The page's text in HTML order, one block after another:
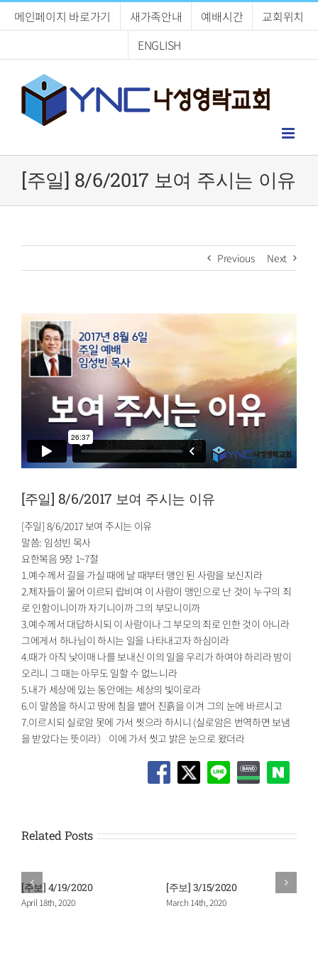
메인페이지 바로가기 새가족안내 예배시간
교회위치
ENGLISH
[주일] 8/6/2017 보여 주시는 이유
Previous Next
[주일] 8/6/2017 보여 주시는 이유
[주일] 8/6/2017 보여 주시는 이유
말씀: 임성빈 목사
요한복음 9장 1~7절
1.예수께서 길을 가실 때에 날 때부터 맹인 된 사람을 보신지라
2.제자들이 물어 이르되 랍비여 이 사람이 맹인으로 난 것이 누구의 죄
로 인함이니이까 자기니이까 그의 부모니이까
3.예수께서 대답하시되 이 사람이나 그 부모의 죄로 인한 것이 아니라
그에게서 하나님이 하시는 일을 나타내고자 하심이라
4.때가 아직 낮이매 나를 보내신 이의 일을 우리가 하여야 하리라 밤이
오리니 그 때는 아무도 일할 수 없느니라
5.내가 세상에 있는 동안에는 세상의 빛이로라
6.이 말씀을 하시고 땅에 침을 뱉어 진흙을 이겨 그의 눈에 바르시고
7.이르시되 실로암 못에 가서 씻으라 하시니 (실로암은 번역하면 보냄
을 받았다는 뜻이라） 이에 가서 씻고 밝은 눈으로 왔더라
Related Posts
[주보] 4/19/2020
April 18th, 2020
[주보] 3/15/2020
March 14th, 2020